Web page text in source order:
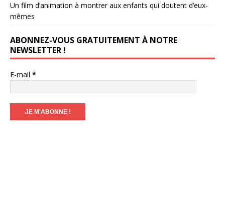
Un film d’animation à montrer aux enfants qui doutent d’eux-
mêmes
ABONNEZ-VOUS GRATUITEMENT À NOTRE
NEWSLETTER !
E-mail *